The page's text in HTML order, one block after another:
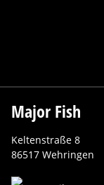
Major Fish
Keltenstraße 8
86517 Wehringen